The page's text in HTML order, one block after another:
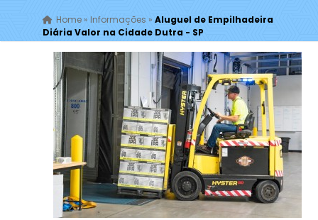
Home» Informações » Aluguel de Empilhadeira
Diária Valor na Cidade Dutra - SP